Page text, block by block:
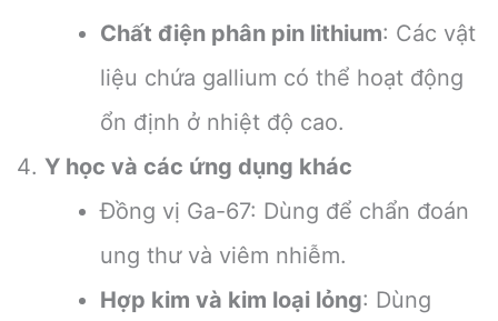
Chất điện phân pin lithium: Các vật
liệu chứa gallium có thể hoạt động
ổn định ở nhiệt độ cao.
Y học và các ứng dụng khác
Đồng vị Ga-67: Dùng để chẩn đoán
ung thư và viêm nhiễm.
Hợp kim và kim loại lỏng: Dùng